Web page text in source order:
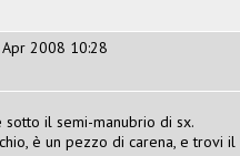
2008 10:28
sotto il semi-manubrio di sx.
è un pezzo di carena, e trovi